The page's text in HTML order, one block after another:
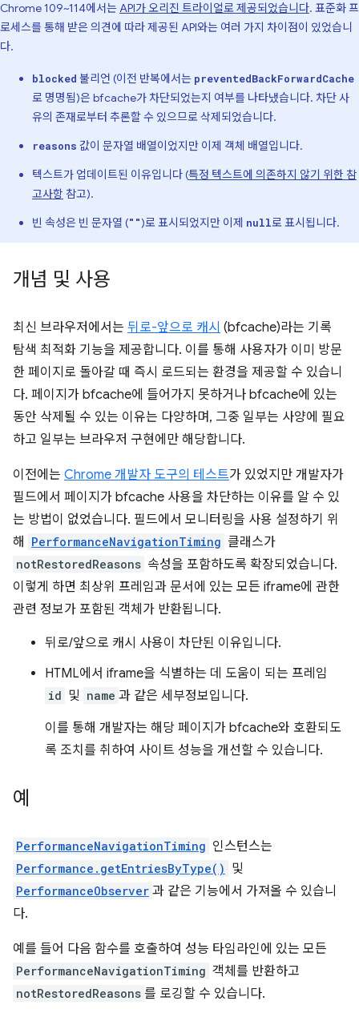
Chrome 109~114에서는API가 오리진 트라이얼로 제공되었습니다. 표준화 프
로세스를 통해 받은 의견에 따라 제공된 API와는 여러 가지 차이점이 있었습니
다.
blocked 불리언 (이전 반복에서는 preventedBackForwardCache
로 명명됨)은 bfcache가 차단되었는지 여부를 나타냈습니다. 차단 사
유의 존재로부터 추론할 수 있으므로 삭제되었습니다.
reasons 값이 문자열 배열이었지만 이제 객체 배열입니다.
텍스트가 업데이트된 이유입니다 (특정 텍스트에 의존하지 않기 위한 참
고사항 참고).
빈 속성은 빈 문자열 ("")로 표시되었지만 이제 null로 표시됩니다.
개념 및 사용
최신 브라우저에서는 뒤로-앞으로 캐시 (bfcache)라는 기록
탐색 최적화 기능을 제공합니다. 이를 통해 사용자가 이미 방문
한 페이지로 돌아갈 때 즉시 로드되는 환경을 제공할 수 있습니
다. 페이지가 bfcache에 들어가지 못하거나 bfcache에 있는
동안 삭제될 수 있는 이유는 다양하며, 그중 일부는 사양에 필요
하고 일부는 브라우저 구현에만 해당합니다.
이전에는 Chrome 개발자 도구의 테스트가 있었지만 개발자가
필드에서 페이지가 bfcache 사용을 차단하는 이유를 알 수 있
는 방법이 없었습니다. 필드에서 모니터링을 사용 설정하기 위
해
PerformanceNavigationTiming 클래스가
notRestoredReasons 속성을 포함하도록 확장되었습니다.
이렇게 하면 최상위 프레임과 문서에 있는 모든 iframe에 관한
관련 정보가 포함된 객체가 반환됩니다.
뒤로/앞으로 캐시 사용이 차단된 이유입니다.
HTML에서 iframe을 식별하는 데 도움이 되는 프레임
id 및 name 과 같은 세부정보입니다.
이를 통해 개발자는 해당 페이지가 bfcache와 호환되도
록 조치를 취하여 사이트 성능을 개선할 수 있습니다.
예
PerformanceNavigationTiming 인스턴스는
Performance.getEntriesByType() 및
PerformanceObserver 과 같은 기능에서 가져올 수 있습니
다.
예를 들어 다음 함수를 호출하여 성능 타임라인에 있는 모든
PerformanceNavigationTiming 객체를 반환하고
notRestoredReasons 를 로깅할 수 있습니다.